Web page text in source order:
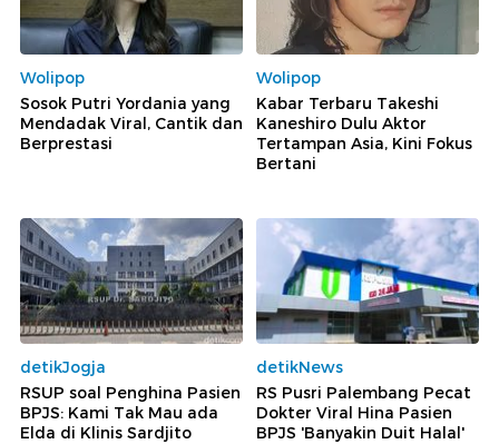
Wolipop
Sosok Putri Yordania yang
Mendadak Viral, Cantik dan
Berprestasi
Wolipop
Kabar Terbaru Takeshi
Kaneshiro Dulu Aktor
Tertampan Asia, Kini Fokus
Bertani
detikJogja
RSUP soal Penghina Pasien
BPJS: Kami Tak Mau ada
Elda di Klinis Sardjito
detikNews
RS Pusri Palembang Pecat
Dokter Viral Hina Pasien
BPJS 'Banyakin Duit Halal'